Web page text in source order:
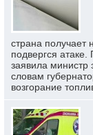
страна получает
подвергся
заявила министр
словам
возгорание